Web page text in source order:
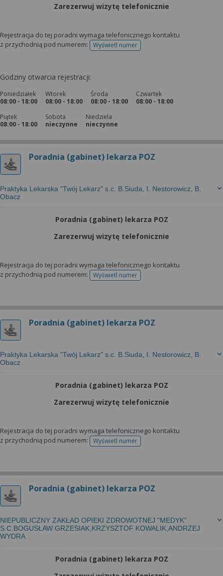
Zarezerwuj wizytę telefonicznie
Rejestracja do tej poradni wymaga telefonicznego kontaktu
z przychodnią pod numerem:
Wyświetl numertelefonu do rejestracji
Godziny otwarcia rejestracji:
Poniedziałek
08:00 - 18:00
Wtorek
08:00 - 18:00
Środa
08:00 - 18:00
Czwartek
08:00 - 18:00
Piątek
08:00 - 18:00
Sobota
nieczynne
Niedziela
nieczynne
Poradnia (gabinet) lekarza POZ
Praktyka Lekarska "Twój Lekarz" s.c. B.Siuda, I. Nestorowicz, B.
Obacz
Poradnia (gabinet) lekarza POZ
Zarezerwuj wizytę telefonicznie
Rejestracja do tej poradni wymaga telefonicznego kontaktu
z przychodnią pod numerem:
Wyświetl numertelefonu do rejestracji
Poradnia (gabinet) lekarza POZ
Praktyka Lekarska "Twój Lekarz" s.c. B.Siuda, I. Nestorowicz, B.
Obacz
Poradnia (gabinet) lekarza POZ
Zarezerwuj wizytę telefonicznie
Rejestracja do tej poradni wymaga telefonicznego kontaktu
z przychodnią pod numerem:
Wyświetl numertelefonu do rejestracji
Poradnia (gabinet) lekarza POZ
NIEPUBLICZNY ZAKŁAD OPIEKI ZDROWOTNEJ "MEDYK"
S.C.BOGUSŁAW GRZESIAK,KRZYSZTOF KOWALIK,ANDRZEJ
WYDRA
Poradnia (gabinet) lekarza POZ